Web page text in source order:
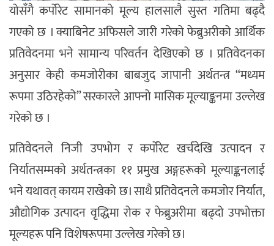
योसँगै कर्पोरेट सामानको मूल्य हालसालै सुस्त गतिमा बढ्दै
गएको छ । क्याबिनेट अफिसले जारी गरेको फेब्रुअरीको आर्थिक
प्रतिवेदनमा भने सामान्य परिवर्तन देखिएको छ । प्रतिवेदनका
अनुसार केही कमजोरीका बाबजुद जापानी अर्थतन्त्र “मध्यम
रूपमा उठिरहेको” सरकारले आफ्नो मासिक मूल्याङ्कनमा उल्लेख
गरेको छ ।
प्रतिवेदनले निजी उपभोग र कर्पोरेट खर्चदेखि उत्पादन र
निर्यातसम्मको अर्थतन्त्रका ११ प्रमुख अङ्गहरूको मूल्याङ्कनलाई
भने यथावत् कायम राखेको छ। साथै प्रतिवेदनले कमजोर निर्यात,
औद्योगिक उत्पादन वृद्धिमा रोक र फेब्रुअरीमा बढ्दो उपभोक्ता
मूल्यहरू पनि विशेषरूपमा उल्लेख गरेको छ।